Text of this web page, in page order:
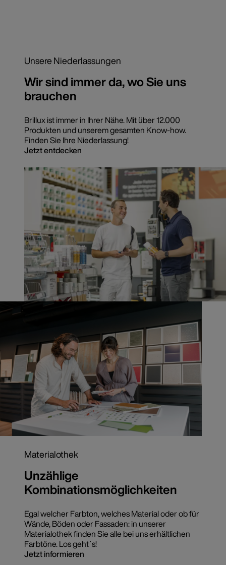
Unsere Niederlassungen
Wir sind immer da, wo Sie uns
brauchen
Brillux ist immer in Ihrer Nähe. Mit über 12.000
Produkten und unserem gesamten Know-how.
Finden Sie Ihre Niederlassung!
Jetzt entdecken
Materialothek
Unzählige
Kombinationsmöglichkeiten
Egal welcher Farbton, welches Material oder ob für
Wände, Böden oder Fassaden: in unserer
Materialothek finden Sie alle bei uns erhältlichen
Farbtöne. Los geht`s!
Jetzt informieren